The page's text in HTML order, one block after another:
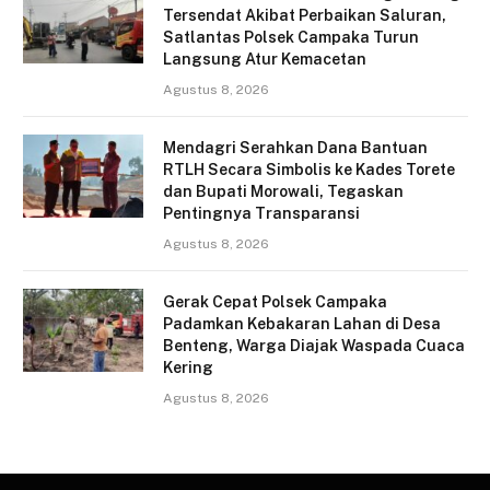
Tersendat Akibat Perbaikan Saluran,
Satlantas Polsek Campaka Turun
Langsung Atur Kemacetan
Agustus 8, 2026
Mendagri Serahkan Dana Bantuan
RTLH Secara Simbolis ke Kades Torete
dan Bupati Morowali, Tegaskan
Pentingnya Transparansi
Agustus 8, 2026
Gerak Cepat Polsek Campaka
Padamkan Kebakaran Lahan di Desa
Benteng, Warga Diajak Waspada Cuaca
Kering
Agustus 8, 2026